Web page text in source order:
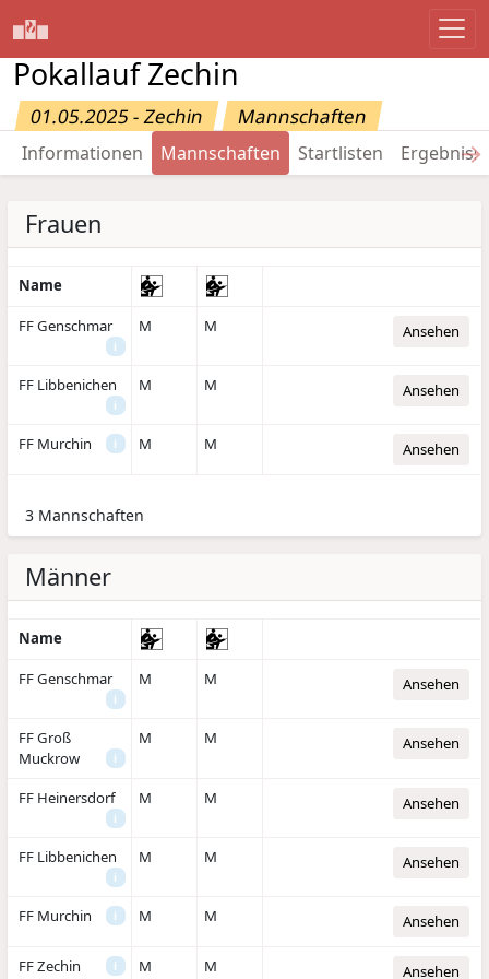
Pokallauf Zechin
01.05.2025 - Zechin Mannschaften
Informationen Mannschaften Startlisten →
Frauen
Name
FF Genschmar
i
M M Ansehen
FF Libbenichen
i
M M Ansehen
FF Murchin i M M Ansehen
3 Mannschaften
Männer
Name
FF Genschmar
i
M M Ansehen
FF Groß
Muckrow
i
M M Ansehen
FF Heinersdorf
i
M M Ansehen
FF Libbenichen
i
M M Ansehen
FF Murchin i M M Ansehen
FF Zechin i M M Ansehen